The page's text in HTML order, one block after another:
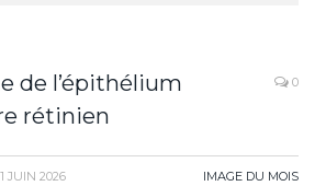
de l’épithélium
rétinien
0
1 JUIN 2026 IMAGE DU MOIS